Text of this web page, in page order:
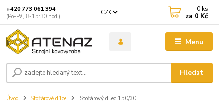
Menu
CZK
Hledat
+420 773 061 394
(Po-Pá, 8-15:30 hod.)
0 ks
za 0 Kč
Úvod Stožárové dílce Stožárový dílec 150/30